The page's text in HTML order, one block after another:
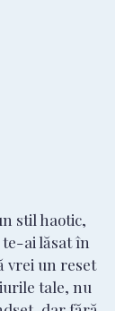
stil haotic,
ai lăsat în
vrei un reset
tale, nu